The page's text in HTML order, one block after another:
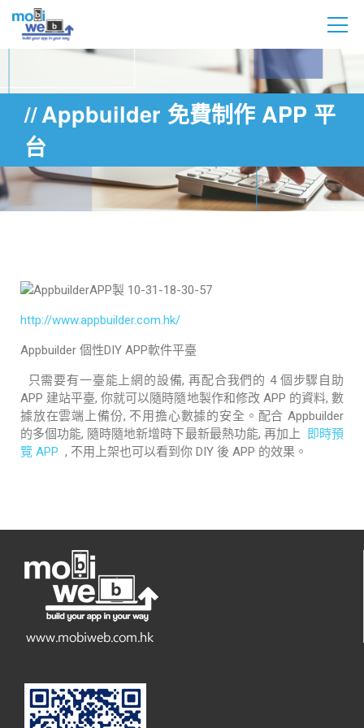
Appbuilder 免費制作 APP 平
台
http://www.appbuilder.com.hk/
Appbuilder 個性DIY APP軟件平臺
只需要有一臺能上網的設備, 再配合我們的 4 個步驟自助
APP 建站平臺, 你就可以隨時隨地製作和修改 APP 的資料, 數
據放在雲端上備份, 不用擔心數據的安全。配合 Appbuilder
的多個功能, 隨時隨地新增時下最新最熱功能, 再加上 即時預
覽 APP , 不用上架也可以看到你 DIY 後 APP 的效果。